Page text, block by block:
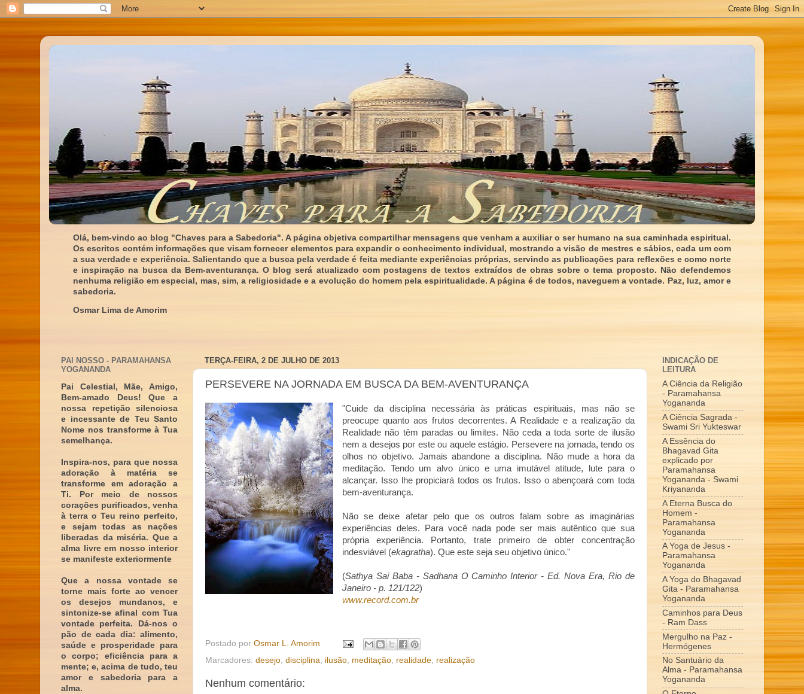
Olá, bem-vindo ao blog "Chaves para a Sabedoria". A página objetiva compartilhar mensagens que venham a auxiliar o ser humano na sua caminhada espiritual.
Os escritos contém informações que visam fornecer elementos para expandir o conhecimento individual, mostrando a visão de mestres e sábios, cada um com
a sua verdade e experiência. Salientando que a busca pela verdade é feita mediante experiências próprias, servindo as publicações para reflexões e como norte
e inspiração na busca da Bem-aventurança. O blog será atualizado com postagens de textos extraídos de obras sobre o tema proposto. Não defendemos
nenhuma religião em especial, mas, sim, a religiosidade e a evolução do homem pela espiritualidade. A página é de todos, naveguem a vontade. Paz, luz, amor e
sabedoria.
Osmar Lima de Amorim
TERÇA-FEIRA, 2 DE JULHO DE 2013
PERSEVERE NA JORNADA EM BUSCA DA BEM-AVENTURANÇA
"Cuide da disciplina necessária às práticas espirituais, mas não se
preocupe quanto aos frutos decorrentes. A Realidade e a realização da
Realidade não têm paradas ou limites. Não ceda a toda sorte de ilusão
nem a desejos por este ou aquele estágio. Persevere na jornada, tendo os
olhos no objetivo. Jamais abandone a disciplina. Não mude a hora da
meditação. Tendo um alvo único e uma imutável atitude, lute para o
alcançar. Isso lhe propiciará todos os frutos. Isso o abençoará com toda
bem-aventurança.
Não se deixe afetar pelo que os outros falam sobre as imaginárias
experiências deles. Para você nada pode ser mais autêntico que sua
própria experiência. Portanto, trate primeiro de obter concentração
indesviável (ekagratha). Que este seja seu objetivo único."
(Sathya Sai Baba - Sadhana O Caminho Interior - Ed. Nova Era, Rio de
Janeiro - p. 121/122)
www.record.com.br
Postado por Osmar L. Amorim
Marcadores: desejo disciplina ilusão meditação realidade realização
Nenhum comentário:
PAI NOSSO - PARAMAHANSA
YOGANANDA
Pai Celestial, Mãe, Amigo,
Bem-amado Deus! Que a
nossa repetição silenciosa
e incessante de Teu Santo
Nome nos transforme à Tua
semelhança.
Inspira-nos, para que nossa
adoração à matéria se
transforme em adoração a
Ti. Por meio de nossos
corações purificados, venha
à terra o Teu reino perfeito,
e sejam todas as nações
liberadas da miséria. Que a
alma livre em nosso interior
se manifeste exteriormente
Que a nossa vontade se
torne mais forte ao vencer
os desejos mundanos, e
sintonize-se afinal com Tua
vontade perfeita. Dá-nos o
pão de cada dia: alimento,
saúde e prosperidade para
o corpo; eficiência para a
mente; e, acima de tudo, teu
amor e sabedoria para a
alma.
INDICAÇÃO DE
LEITURA
A Ciência da Religião
- Paramahansa
Yogananda
A Ciência Sagrada -
Swami Sri Yukteswar
A Essência do
Bhagavad Gita
explicado por
Paramahansa
Yogananda - Swami
Kriyananda
A Eterna Busca do
Homem -
Paramahansa
Yogananda
A Yoga de Jesus -
Paramahansa
Yogananda
A Yoga do Bhagavad
Gita - Paramahansa
Yogananda
Caminhos para Deus
- Ram Dass
Mergulho na Paz -
Hermógenes
No Santuário da
Alma - Paramahansa
Yogananda